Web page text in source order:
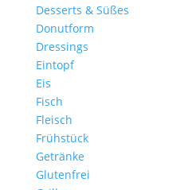
Desserts & Süßes
Donutform
Dressings
Eintopf
Eis
Fisch
Fleisch
Frühstück
Getränke
Glutenfrei